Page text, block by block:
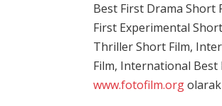
Best First Drama
First Experimental
Thriller Short Film,
Film, International
www.fotofilm.org